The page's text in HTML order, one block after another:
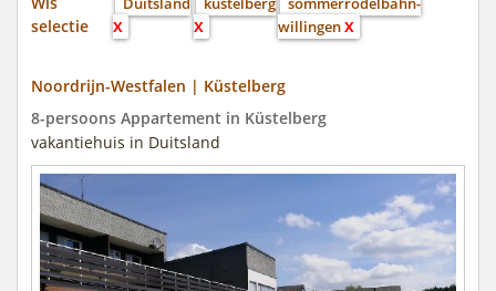
selectie
X
X
willingenX
Noordrijn-Westfalen | Küstelberg
8-persoons Appartement in Küstelberg
vakantiehuis in Duitsland